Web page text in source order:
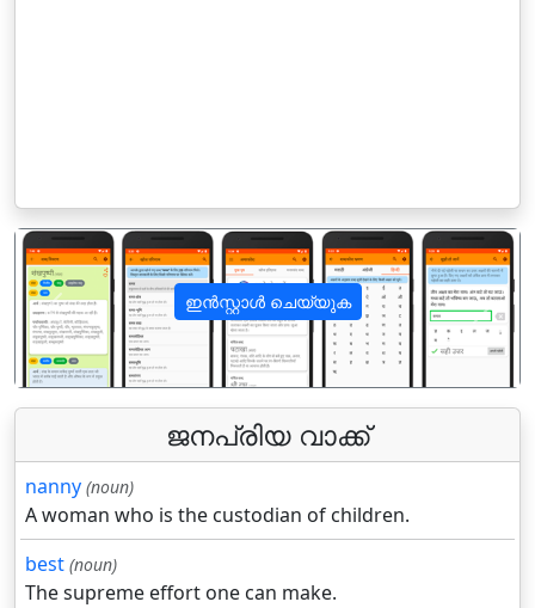
ഇൻസ്റ്റാൾ ചെയ്യുക
पिछला अगला
ജനപ്രിയ വാക്ക്
nanny (noun)
A woman who is the custodian of children.
best (noun)
The supreme effort one can make.